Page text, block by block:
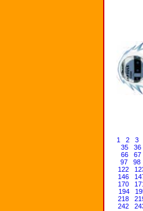
1 2 3
35
36
66
67
97
98
122
146
170
194
218
242